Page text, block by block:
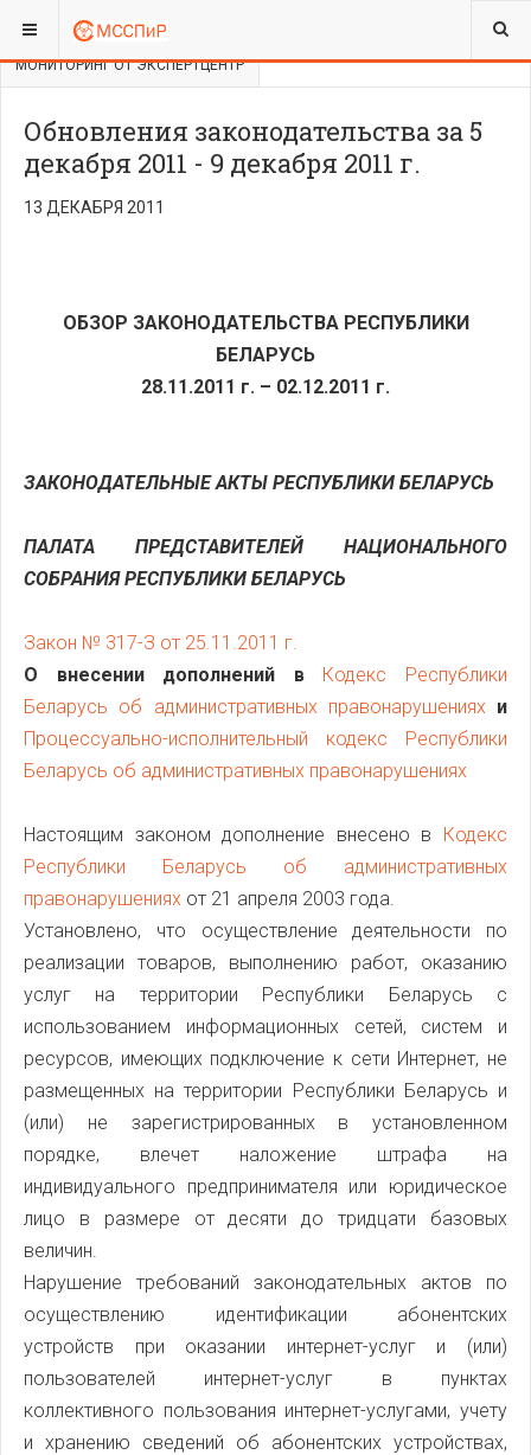
ВЫ ЗДЕСЬ: ЮРИДИЧЕСКИЙ ОТДЕЛ
МОНИТОРИНГ ОТ ЭКСПЕРТЦЕНТР
Обновления законодательства за 5
декабря 2011 - 9 декабря 2011 г.
13 ДЕКАБРЯ 2011
ОБЗОР ЗАКОНОДАТЕЛЬСТВА РЕСПУБЛИКИ
БЕЛАРУСЬ
28.11.2011 г. – 02.12.2011 г.
ЗАКОНОДАТЕЛЬНЫЕ АКТЫ РЕСПУБЛИКИ БЕЛАРУСЬ
ПАЛАТА ПРЕДСТАВИТЕЛЕЙ НАЦИОНАЛЬНОГО
СОБРАНИЯ РЕСПУБЛИКИ БЕЛАРУСЬ
Закон № 317-З от 25.11.2011 г.
О внесении дополнений в Кодекс Республики
Беларусь об административных правонарушенияхи
Процессуально-исполнительный кодекс Республики
Беларусь об административных правонарушениях
Настоящим законом дополнение внесено в Кодекс
Республики Беларусь об административных
правонарушениях от 21 апреля 2003 года.
Установлено, что осуществление деятельности по
реализации товаров, выполнению работ, оказанию
услуг на территории Республики Беларусь с
использованием информационных сетей, систем и
ресурсов, имеющих подключение к сети Интернет, не
размещенных на территории Республики Беларусь и
(или) не зарегистрированных в установленном
порядке, влечет наложение штрафа на
индивидуального предпринимателя или юридическое
лицо в размере от десяти до тридцати базовых
величин.
Нарушение требований законодательных актов по
осуществлению идентификации абонентских
устройств при оказании интернет-услуг и (или)
пользователей интернет-услуг в пунктах
коллективного пользования интернет-услугами, учету
и хранению сведений об абонентских устройствах,